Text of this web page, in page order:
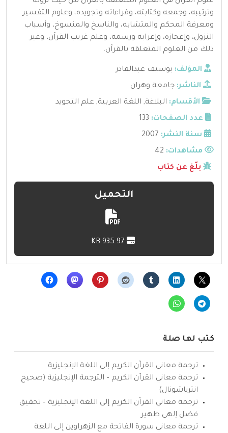
وترتيبه، وجمعه وكتابته، وقراءاته وتجويده، وعلوم التفسير
ومعرفة المحكم والمتشابه، والناسخ والمنسوخ، وأسباب
النزول، وإعجازه، وإعرابه ورسمه، وعلم غريب القرآن، وغير
ذلك من العلوم المتعلقة بالقرآن.
المؤلف: بوسيف عبدالقادر
الناشر: جامعة وهران
الأقسام: البلاغة, اللغة العربية, علم التجويد
عدد الصفحات: 133
سنة النشر: 2007
مشاهدات:
بلّغ عن كتاب
التحميل
كتب لها صلة
ترجمة معاني القرآن الكريم إلى اللغة الإنجليزية
ترجمة معاني القرآن الكريم – الترجمة الإنجليزية (صحيح
انترناشونال)
ترجمة معاني القرآن الكريم إلى اللغة الإنجليزية – تحقيق
فضل إلهي ظهير
ترجمة معاني سورة الفاتحة مع الزهراوين إلى اللغة